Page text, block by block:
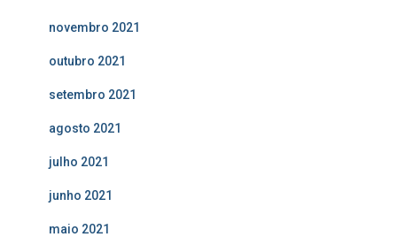
novembro 2021
outubro 2021
setembro 2021
agosto 2021
julho 2021
junho 2021
maio 2021